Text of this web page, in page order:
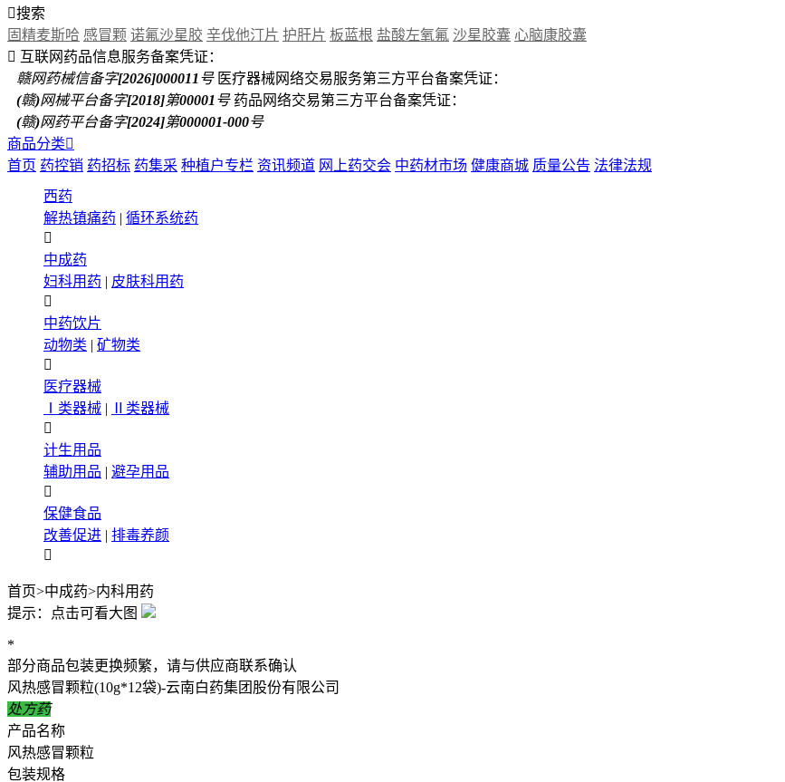
搜索
固精麦斯哈 感冒颗 诺氟沙星胶 辛伐他汀片 护肝片 板蓝根 盐酸左氧氟 沙星胶囊 心脑康胶囊
 互联网药品信息服务备案凭证：
赣网药械信备字[2026]000011号 医疗器械网络交易服务第三方平台备案凭证：
(赣)网械平台备字[2018]第00001号 药品网络交易第三方平台备案凭证：
(赣)网药平台备字[2024]第000001-000号
商品分类
首页 药控销 药招标 药集采 种植户专栏 资讯频道 网上药交会 中药材市场 健康商城 质量公告 法律法规
西药
解热镇痛药 | 循环系统药

中成药
妇科用药 | 皮肤科用药

中药饮片
动物类 | 矿物类

医疗器械
Ⅰ类器械 |
Ⅱ类器械

计生用品
辅助用品 | 避孕用品

保健食品
改善促进 | 排毒养颜

首页>中成药>内科用药
提示：点击可看大图
*
部分商品包装更换频繁，请与供应商联系确认
风热感冒颗粒(10g*12袋)-云南白药集团股份有限公司
处方药
产品名称
风热感冒颗粒
包装规格